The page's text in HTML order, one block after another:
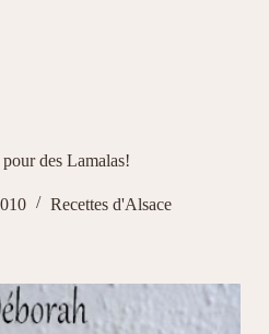
des Lamalas!
Recettes d'Alsace